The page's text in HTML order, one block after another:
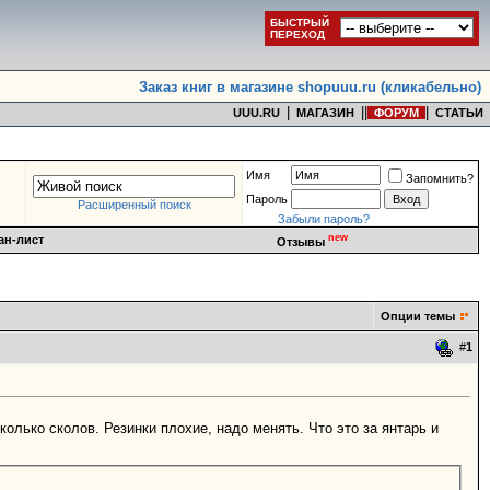
БЫСТРЫЙ
ПЕРЕХОД
Заказ книг в магазине shopuuu.ru (кликабельно)
UUU.RU МАГАЗИН ФОРУМ СТАТЬИ
Расширенный поиск
Имя
Запомнить?
Пароль
Забыли пароль?
лист
Отзывы new
Опции темы
#1
сколов. Резинки плохие, надо менять. Что это за янтарь и